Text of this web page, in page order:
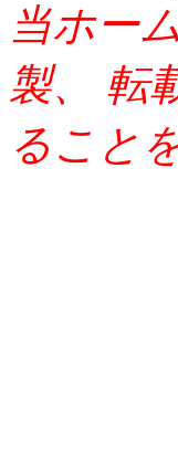
当ホー
製、 転
ること